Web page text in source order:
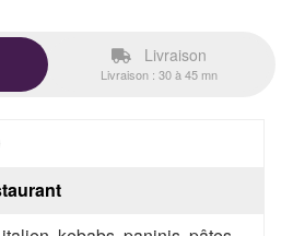
Livraison
Livraison : 30 à 45 mn